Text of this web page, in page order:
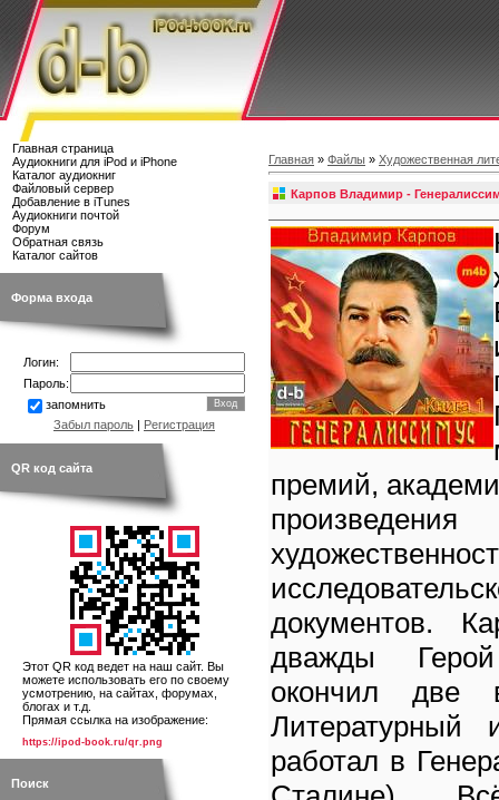
Главная страница
Аудиокниги для iPod и iPhone
Каталог аудиокниг
Файловый сервер
Добавление в iTunes
Аудиокниги почтой
Форум
Обратная связь
Каталог сайтов
Форма входа
Логин:
Пароль:
запомнить
Забыл пароль | Регистрация
QR код сайта
Этот QR код ведет на наш сайт. Вы
можете использовать его по своему
усмотрению, на сайтах, форумах,
блогах и т.д.
Прямая ссылка на изображение:
https://ipod-book.ru/qr.png
Поиск
Главная » Файлы » Художественная
Карпов Владимир -
премий,
документов.
дважды
окончил две
Литературный
работал в